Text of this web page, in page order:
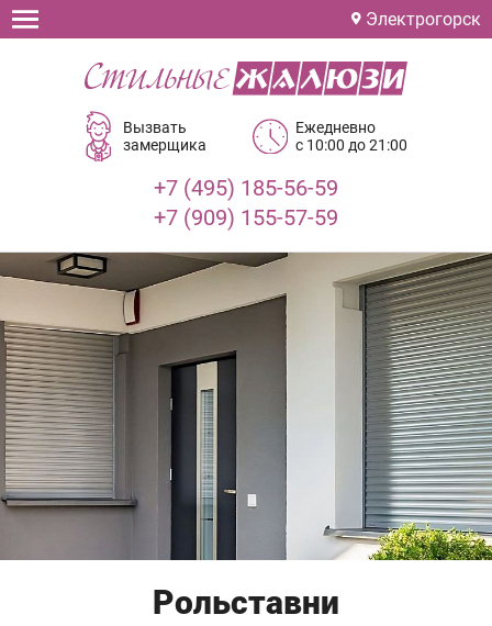
Электрогорск
Вызвать
замерщика
Ежедневно
с 10:00 до 21:00
+7 (495) 185-56-59
+7 (909) 155-57-59
Рольставни